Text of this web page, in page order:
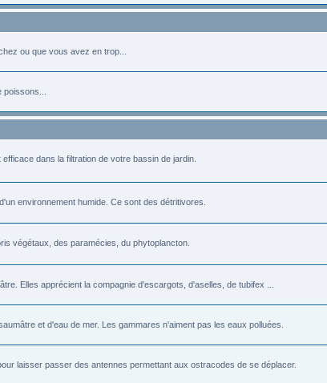
ou que vous avez en trop...
dans la filtration de votre bassin de jardin.
environnement humide. Ce sont des détritivores.
végétaux, des paramécies, du phytoplancton.
Elles apprécient la compagnie d'escargots, d'aselles, de tubifex ...
et d'eau de mer. Les gammares n'aiment pas les eaux polluées.
laisser passer des antennes permettant aux ostracodes de se déplacer.